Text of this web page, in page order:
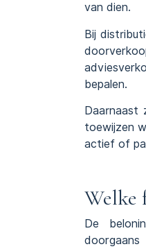
van dien.
Bij
bepalen.
Daarnaast
toewijzen
actief of
Welke
De